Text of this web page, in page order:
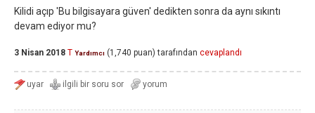
Kilidi açıp 'Bu bilgisayara güven' dedikten sonra da aynı sıkıntı
devam ediyor mu?
3 Nisan 2018 T Yardımcı (1,740 puan) tarafından cevaplandı